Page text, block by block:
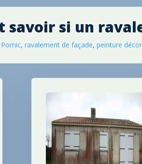
savoir si un
,ravalement de façade,peinture